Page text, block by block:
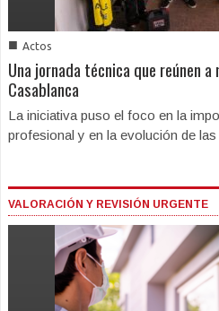
■ Actos
Una jornada técnica que reúnen
Casablanca
La iniciativa puso el foco en la
profesional y en la evolución de
VALORACIÓN Y REVISIÓN URGENTE